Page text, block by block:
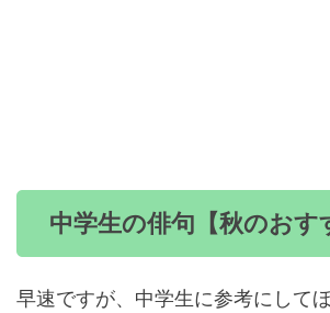
中学生の俳句【秋のおす
早速ですが、中学生に参考にして